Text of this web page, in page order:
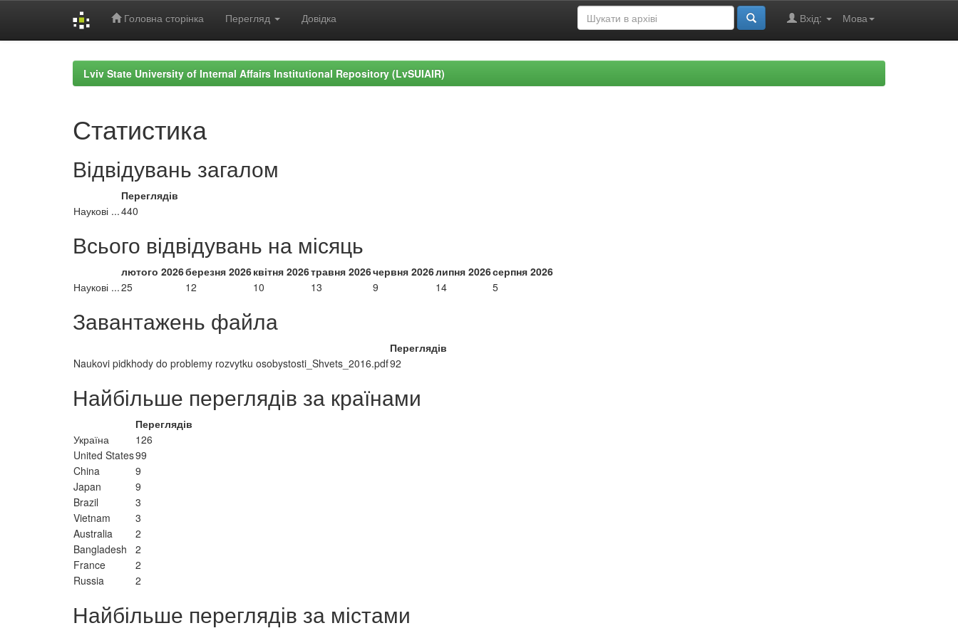
Головна сторінка Перегляд Довідка Мова
Вхід:
Lviv State University of Internal Affairs Institutional Repository (LvSUIAIR)
Статистика
Відвідувань загалом
Переглядів
Наукові ...440
Всього відвідувань на місяць
лютого 2026березня 2026квітня 2026травня 2026червня 2026липня 2026серпня 2026
Наукові ...25 12 10 13 9 14 5
Завантажень файла
Переглядів
Naukovi pidkhody do problemy rozvytku osobystosti_Shvets_2016.pdf92
Найбільше переглядів за країнами
Переглядів
Україна
126
United States99
China
9
Japan
9
Brazil
3
Vietnam
3
Australia
2
Bangladesh
2
France
2
Russia
2
Найбільше переглядів за містами